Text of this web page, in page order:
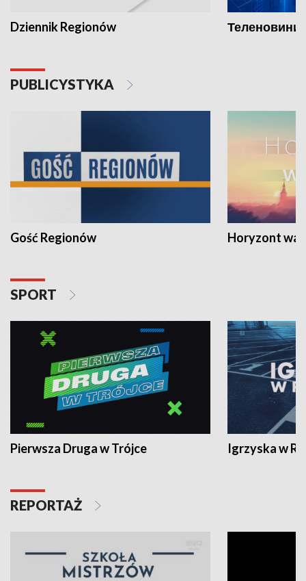
Dziennik Regionów Теленовини
PUBLICYSTYKA
Gość Regionów Horyzont
SPORT
Pierwsza Druga w Trójce Igrzyska w
REPORTAŻ